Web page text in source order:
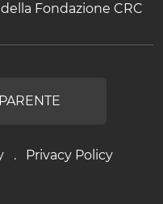
Fondazione CRC
Privacy Policy